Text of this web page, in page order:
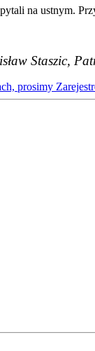
na ustnym.
Staszic,
prosimy